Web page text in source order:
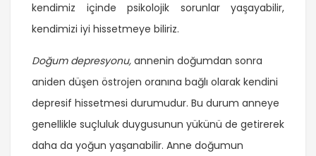
kendimiz içinde psikolojik sorunlar yaşayabilir,
kendimizi iyi hissetmeye biliriz.
Doğum depresyonu, annenin doğumdan sonra
aniden düşen östrojen oranına bağlı olarak kendini
depresif hissetmesi durumudur. Bu durum anneye
genellikle suçluluk duygusunun yükünü de getirerek
daha da yoğun yaşanabilir. Anne doğumun